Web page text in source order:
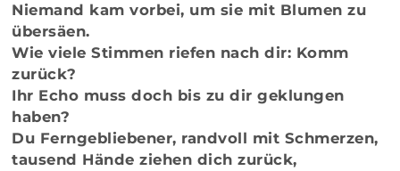
Niemand kam vorbei, um sie mit Blumen zu
übersäen.
Wie viele Stimmen riefen nach dir: Komm
zurück?
Ihr Echo muss doch bis zu dir geklungen
haben?
Du Ferngebliebener, randvoll mit Schmerzen,
tausend Hände ziehen dich zurück,